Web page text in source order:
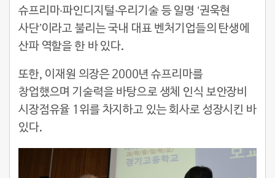
슈프리마‧파인디지털‧우리기술 등 일명 ‘권욱현
사단’이라고 불리는 국내 대표 벤처기업들의 탄생에
산파 역할을 한 바 있다.
또한, 이재원 의장은 2000년 슈프리마를
창업했으며 기술력을 바탕으로 생체 인식 보안장비
시장점유율 1위를 차지하고 있는 회사로 성장시킨 바
있다.